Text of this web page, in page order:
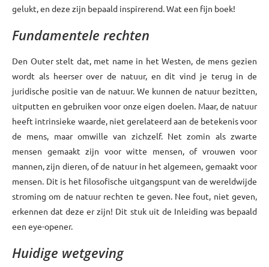
gelukt, en deze zijn bepaald inspirerend. Wat een fijn boek!
Fundamentele rechten
Den Outer stelt dat, met name in het Westen, de mens gezien
wordt als heerser over de natuur, en dit vind je terug in de
juridische positie van de natuur. We kunnen de natuur bezitten,
uitputten en gebruiken voor onze eigen doelen. Maar, de natuur
heeft intrinsieke waarde, niet gerelateerd aan de betekenis voor
de mens, maar omwille van zichzelf. Net zomin als zwarte
mensen gemaakt zijn voor witte mensen, of vrouwen voor
mannen, zijn dieren, of de natuur in het algemeen, gemaakt voor
mensen. Dit is het filosofische uitgangspunt van de wereldwijde
stroming om de natuur rechten te geven. Nee fout, niet geven,
erkennen dat deze er zijn! Dit stuk uit de Inleiding was bepaald
een eye-opener.
Huidige wetgeving